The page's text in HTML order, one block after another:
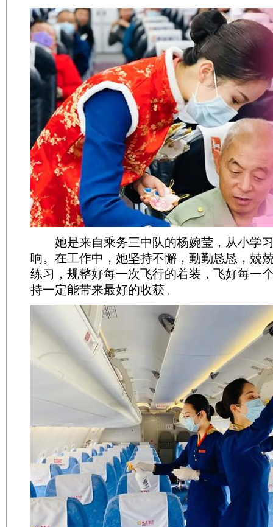
她是来自乘务三中队的杨婉莹，从小学
响。在工作中，她坚持不懈，勤勤恳恳，兢
练习，规整好每一次飞行的着装，飞好每一
持一定能带来最好的收获。